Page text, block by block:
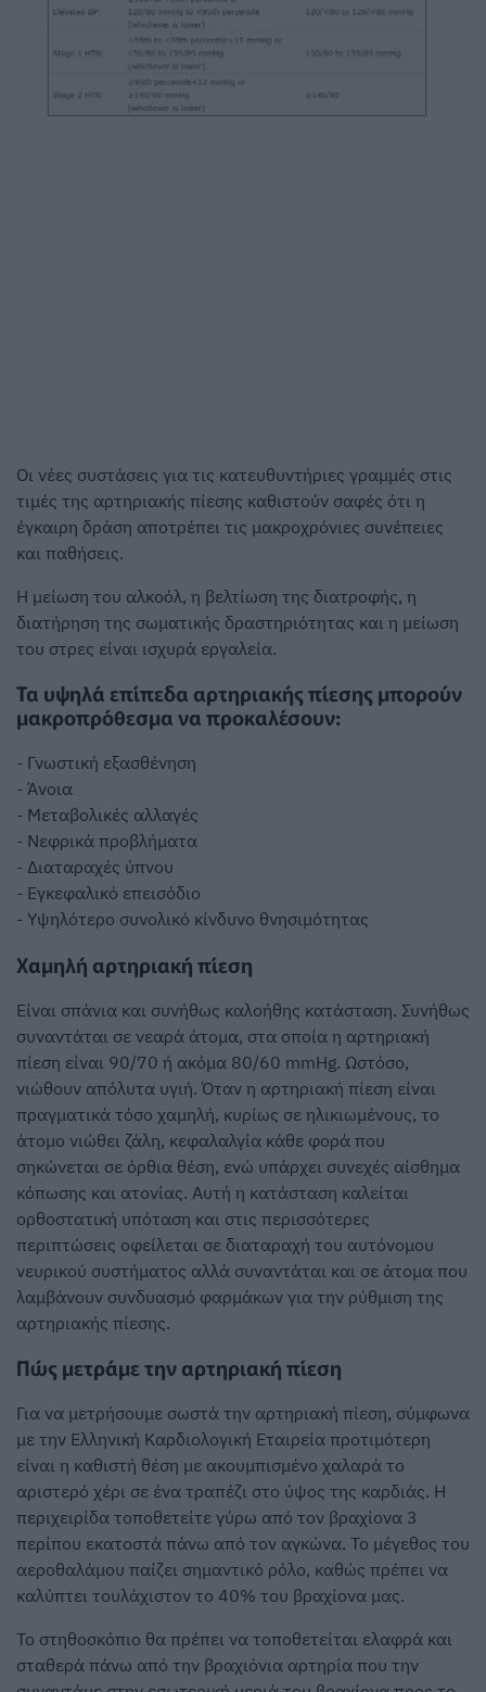
Οι νέες συστάσεις για τις κατευθυντήριες γραμμές στις
τιμές της αρτηριακής πίεσης καθιστούν σαφές ότι η
έγκαιρη δράση αποτρέπει τις μακροχρόνιες συνέπειες
και παθήσεις.
Η μείωση του αλκοόλ, η βελτίωση της διατροφής, η
διατήρηση της σωματικής δραστηριότητας και η μείωση
του στρες είναι ισχυρά εργαλεία.
Τα υψηλά επίπεδα αρτηριακής πίεσης μπορούν
μακροπρόθεσμα να προκαλέσουν:
- Γνωστική εξασθένηση
- Άνοια
- Μεταβολικές αλλαγές
- Νεφρικά προβλήματα
- Διαταραχές ύπνου
- Εγκεφαλικό επεισόδιο
- Υψηλότερο συνολικό κίνδυνο θνησιμότητας
Χαμηλή αρτηριακή πίεση
Είναι σπάνια και συνήθως καλοήθης κατάσταση. Συνήθως
συναντάται σε νεαρά άτομα, στα οποία η αρτηριακή
πίεση είναι 90/70 ή ακόμα 80/60 mmHg. Ωστόσο,
νιώθουν απόλυτα υγιή. Όταν η αρτηριακή πίεση είναι
πραγματικά τόσο χαμηλή, κυρίως σε ηλικιωμένους, το
άτομο νιώθει ζάλη, κεφαλαλγία κάθε φορά που
σηκώνεται σε όρθια θέση, ενώ υπάρχει συνεχές αίσθημα
κόπωσης και ατονίας. Αυτή η κατάσταση καλείται
ορθοστατική υπόταση και στις περισσότερες
περιπτώσεις οφείλεται σε διαταραχή του αυτόνομου
νευρικού συστήματος αλλά συναντάται και σε άτομα που
λαμβάνουν συνδυασμό φαρμάκων για την ρύθμιση της
αρτηριακής πίεσης.
Πώς μετράμε την αρτηριακή πίεση
Για να μετρήσουμε σωστά την αρτηριακή πίεση, σύμφωνα
με την Ελληνική Καρδιολογική Εταιρεία προτιμότερη
είναι η καθιστή θέση με ακουμπισμένο χαλαρά το
αριστερό χέρι σε ένα τραπέζι στο ύψος της καρδιάς. Η
περιχειρίδα τοποθετείτε γύρω από τον βραχίονα 3
περίπου εκατοστά πάνω από τον αγκώνα. Το μέγεθος του
αεροθαλάμου παίζει σημαντικό ρόλο, καθώς πρέπει να
καλύπτει τουλάχιστον το 40% του βραχίονα μας.
Το στηθοσκόπιο θα πρέπει να τοποθετείται ελαφρά και
σταθερά πάνω από την βραχιόνια αρτηρία που την